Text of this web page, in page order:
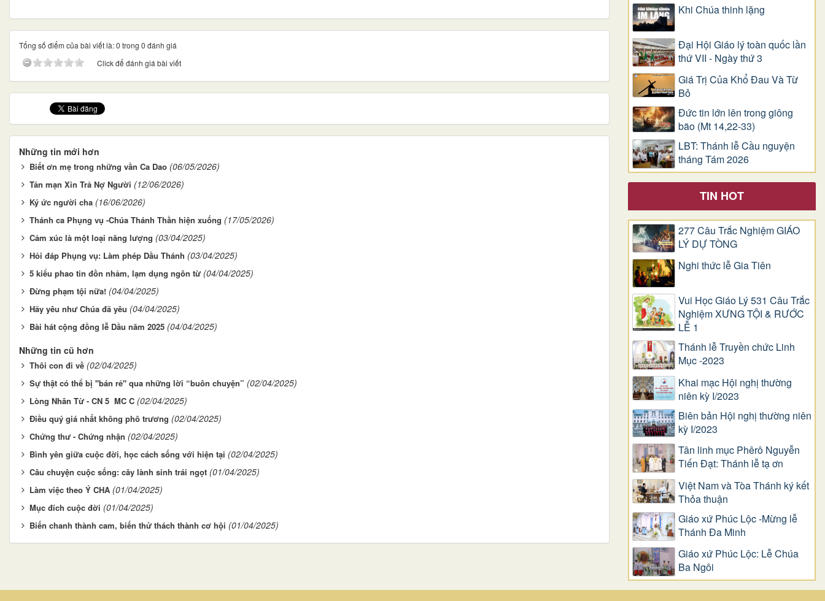
Tổng số điểm của bài viết là: 0 trong 0 đánh giá
Click để đánh giá bài viết
Những tin mới hơn
Biết ơn mẹ trong những vần Ca Dao (06/05/2026)
Tản mạn Xin Trả Nợ Người (12/06/2026)
Ký ức người cha (16/06/2026)
Thánh ca Phụng vụ -Chúa Thánh Thần hiện xuống (17/05/2026)
Cảm xúc là một loại năng lượng (03/04/2025)
Hỏi đáp Phụng vụ: Làm phép Dầu Thánh (03/04/2025)
5 kiểu phao tin đồn nhảm, lạm dụng ngôn từ (04/04/2025)
Đừng phạm tội nữa! (04/04/2025)
Hãy yêu như Chúa đã yêu (04/04/2025)
Bài hát cộng đồng lễ Dầu năm 2025 (04/04/2025)
Những tin cũ hơn
Thôi con đi về (02/04/2025)
Sự thật có thể bị "bán rẻ" qua những lời “buôn chuyện” (02/04/2025)
Lòng Nhân Từ - CN 5 MC C (02/04/2025)
Điều quý giá nhất không phô trương (02/04/2025)
Chứng thư - Chứng nhận (02/04/2025)
Bình yên giữa cuộc đời, học cách sống với hiện tại (02/04/2025)
Câu chuyện cuộc sống: cây lành sinh trái ngọt (01/04/2025)
Làm việc theo Ý CHA (01/04/2025)
Mục đích cuộc đời (01/04/2025)
Biến chanh thành cam, biến thử thách thành cơ hội (01/04/2025)
Khi Chúa thinh lặng
Đại Hội Giáo lý toàn quốc lần
thứ VII - Ngày thứ 3
Giá Trị Của Khổ Ðau Và Từ
Bỏ
Đức tin lớn lên trong giông
bão (Mt 14,22-33)
LBT: Thánh lễ Cầu nguyện
tháng Tám 2026
TIN HOT
277 Câu Trắc Nghiệm GIÁO
LÝ DỰ TÒNG
Nghi thức lễ Gia Tiên
Vui Học Giáo Lý 531 Câu Trắc
Nghiệm XƯNG TỘI & RƯỚC
LỄ 1
Thánh lễ Truyền chức Linh
Mục -2023
Khai mạc Hội nghị thường
niên kỳ I/2023
Biên bản Hội nghị thường niên
kỳ I/2023
Tân linh mục Phêrô Nguyễn
Tiến Đạt: Thánh lễ tạ ơn
Việt Nam và Tòa Thánh ký kết
Thỏa thuận
Giáo xứ Phúc Lộc -Mừng lễ
Thánh Đa Minh
Giáo xứ Phúc Lộc: Lễ Chúa
Ba Ngôi